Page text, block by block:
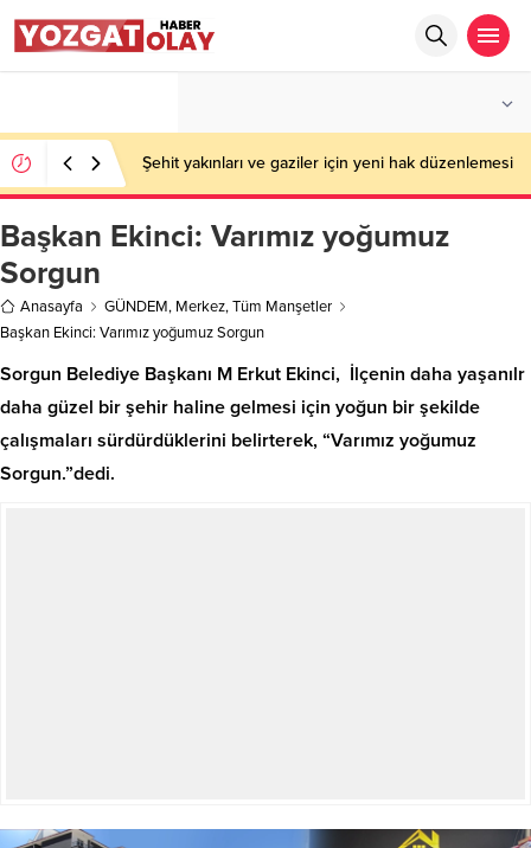
Şehit yakınları ve gaziler için yeni hak düzenlemesi
Başkan Ekinci: Varımız yoğumuz
Sorgun
Anasayfa GÜNDEM, Merkez,Tüm Manşetler
Başkan Ekinci: Varımız yoğumuz Sorgun
Sorgun Belediye Başkanı M Erkut Ekinci, İlçenin daha yaşanılr
daha güzel bir şehir haline gelmesi için yoğun bir şekilde
çalışmaları sürdürdüklerini belirterek, “Varımız yoğumuz
Sorgun.”dedi.